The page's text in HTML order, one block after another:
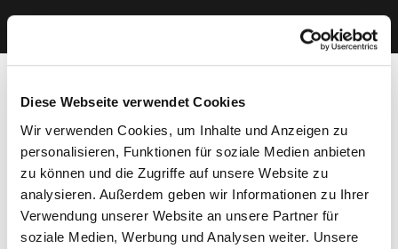
Diese Webseite verwendet Cookies
Wir verwenden Cookies, um Inhalte und Anzeigen zu
personalisieren, Funktionen für soziale Medien anbieten
zu können und die Zugriffe auf unsere Website zu
analysieren. Außerdem geben wir Informationen zu Ihrer
Verwendung unserer Website an unsere Partner für
soziale Medien, Werbung und Analysen weiter. Unsere